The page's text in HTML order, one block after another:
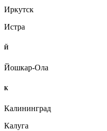
Иркутск
Истра
Й
Йошкар-Ола
К
Калининград
Калуга